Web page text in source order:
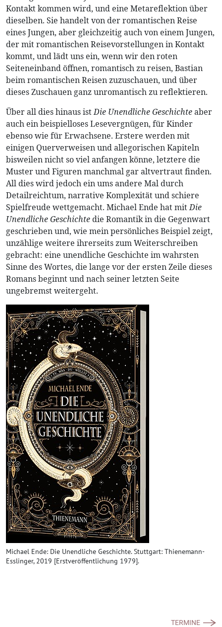
Kontakt kommen wird, und eine Metareflektion über
dieselben. Sie handelt von der romantischen Reise
eines Jungen, aber gleichzeitig auch von einem Jungen,
der mit romantischen Reisevorstellungen in Kontakt
kommt, und lädt uns ein, wenn wir den roten
Seiteneinband öffnen, romantisch zu reisen, Bastian
beim romantischen Reisen zuzuschauen, und über
dieses Zuschauen ganz unromantisch zu reflektieren.
Über all dies hinaus istDie Unendliche Geschichteaber
auch ein beispielloses Lesevergnügen, für Kinder
ebenso wie für Erwachsene. Erstere werden mit
einigen Querverweisen und allegorischen Kapiteln
bisweilen nicht so viel anfangen könne, letztere die
Muster und Figuren manchmal gar altvertraut finden.
All dies wird jedoch ein ums andere Mal durch
Detailreichtum, narrative Komplexität und schiere
Spielfreude wettgemacht. Michael Ende hat mitDie
Unendliche Geschichtedie Romantik in die Gegenwart
geschrieben und, wie mein persönliches Beispiel zeigt,
unzählige weitere ihrerseits zum Weiterschreiben
gebracht: eine unendliche Geschichte im wahrsten
Sinne des Wortes, die lange vor der ersten Zeile dieses
Romans beginnt und nach seiner letzten Seite
ungebremst weitergeht.
Michael Ende: Die Unendliche Geschichte. Stuttgart: Thienemann-
Esslinger, 2019 [Erstveröffentlichung 1979].
TERMINE